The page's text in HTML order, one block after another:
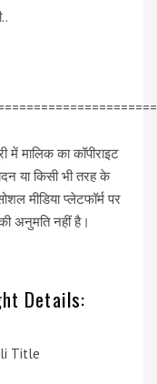
में मालिक का कॉपीराइट
या किसी भी तरह के
मीडिया प्लेटफॉर्म पर
अनुमति नहीं है।
Details:
Title